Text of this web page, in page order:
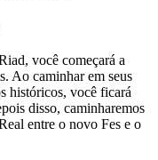
você começará a
Ao caminhar em seus
históricos, você ficará
disso, caminharemos
entre o novo Fes e o